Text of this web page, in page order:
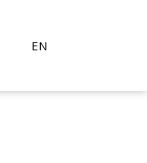
EN